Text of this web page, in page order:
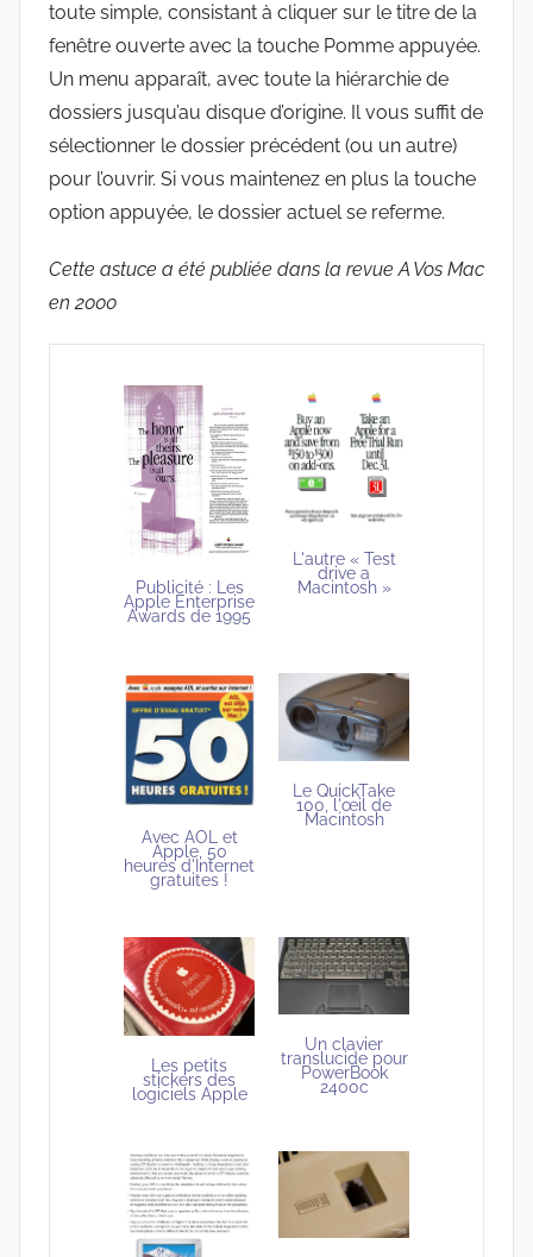
toute simple, consistant à cliquer sur le titre de la
fenêtre ouverte avec la touche Pomme appuyée.
Un menu apparaît, avec toute la hiérarchie de
dossiers jusqu’au disque d’origine. Il vous suffit de
sélectionner le dossier précédent (ou un autre)
pour l’ouvrir. Si vous maintenez en plus la touche
option appuyée, le dossier actuel se referme.
Cette astuce a été publiée dans la revue A Vos Mac
en 2000
Publicité : Les
Apple Enterprise
Awards de 1995
L'autre « Test
drive a
Macintosh »
Avec AOL et
Apple, 50
heures d'Internet
gratuites !
Le QuickTake
100, l'œil de
Macintosh
Les petits
stickers des
logiciels Apple
Un clavier
translucide pour
PowerBook
2400c